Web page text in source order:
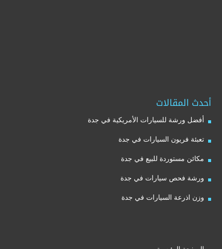
أحدث المقالات
أفضل ورشة للسيارات الأمريكية في جدة
تعبئة فريون السيارات في جدة
مكائن مستوردة للبيع في جدة
ورشة فحص سيارات في جدة
وزن اذرعة السيارات في جدة